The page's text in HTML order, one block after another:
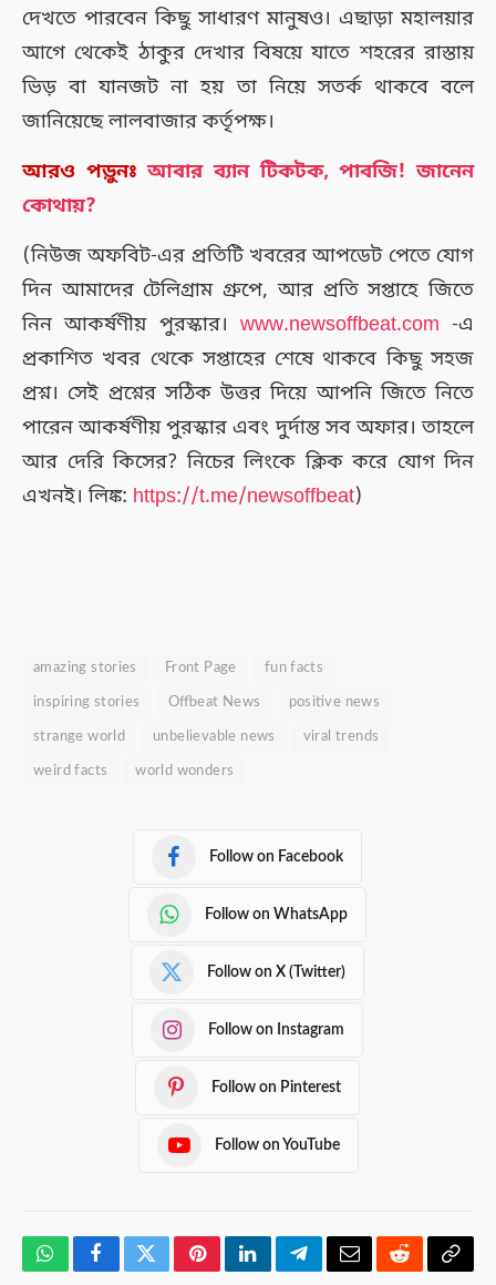
দেখতে পারবেন কিছু সাধারণ মানুষও। এছাড়া মহালয়ার
আগে থেকেই ঠাকুর দেখার বিষয়ে যাতে শহরের রাস্তায়
ভিড় বা যানজট না হয় তা নিয়ে সতর্ক থাকবে বলে
জানিয়েছে লালবাজার কর্তৃপক্ষ।
আরও পড়ুনঃ আবার ব্যান টিকটক, পাবজি! জানেন
কোথায়?
(নিউজ অফবিট-এর প্রতিটি খবরের আপডেট পেতে যোগ
দিন আমাদের টেলিগ্রাম গ্রুপে, আর প্রতি সপ্তাহে জিতে
নিন আকর্ষণীয় পুরস্কার। www.newsoffbeat.com -এ
প্রকাশিত খবর থেকে সপ্তাহের শেষে থাকবে কিছু সহজ
প্রশ্ন। সেই প্রশ্নের সঠিক উত্তর দিয়ে আপনি জিতে নিতে
পারেন আকর্ষণীয় পুরস্কার এবং দুর্দান্ত সব অফার। তাহলে
আর দেরি কিসের? নিচের লিংকে ক্লিক করে যোগ দিন
এখনই। লিঙ্ক: https://t.me/newsoffbeat)
amazing stories Front Page fun facts
inspiring stories Offbeat News positive news
strange world unbelievable news viral trends
weird facts world wonders
Follow on Facebook
Follow on WhatsApp
Follow on X (Twitter)
Follow on Instagram
Follow on Pinterest
Follow on YouTube
WhatsAppFacebookTwitterPinterestLinkedInTelegramEmailRedditCopy